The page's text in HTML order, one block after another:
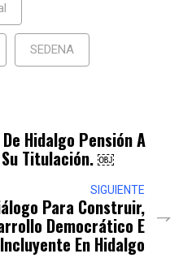
SEDENA
Hidalgo Pensión A
Titulación. ￼
SIGUIENTE
Para Construir,
Democrático E
Incluyente En Hidalgo